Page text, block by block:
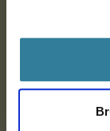
9000 Aalborg